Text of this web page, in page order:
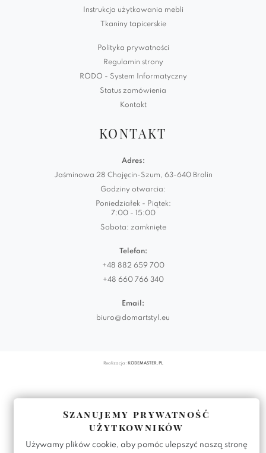
Instrukcja użytkowania mebli
Tkaniny tapicerskie
Polityka prywatności
Regulamin strony
RODO - System Informatyczny
Status zamówienia
Kontakt
KONTAKT
Adres:
Jaśminowa 28 Chojęcin-Szum, 63-640 Bralin
Godziny otwarcia:
Poniedziałek - Piątek:
7:00 - 15:00
Sobota: zamknięte
Telefon:
+48 882 659 700
+48 660 766 340
Email:
biuro@domartstyl.eu
Realizacja: KODEMASTER.PL
Szanujemy prywatność
użytkowników
Używamy plików cookie, aby pomóc ulepszyć naszą stronę